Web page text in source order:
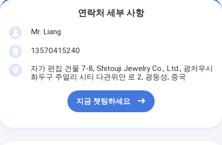
연락처 세부 사항
Mr. Liang
13570415240
자가 편집 건물 7-8, Shitouji Jewelry Co., Ltd., 광저우시
화두구 주얼리 시티 다관위안 로 2, 광둥성, 중국
지금 챗팅하세요